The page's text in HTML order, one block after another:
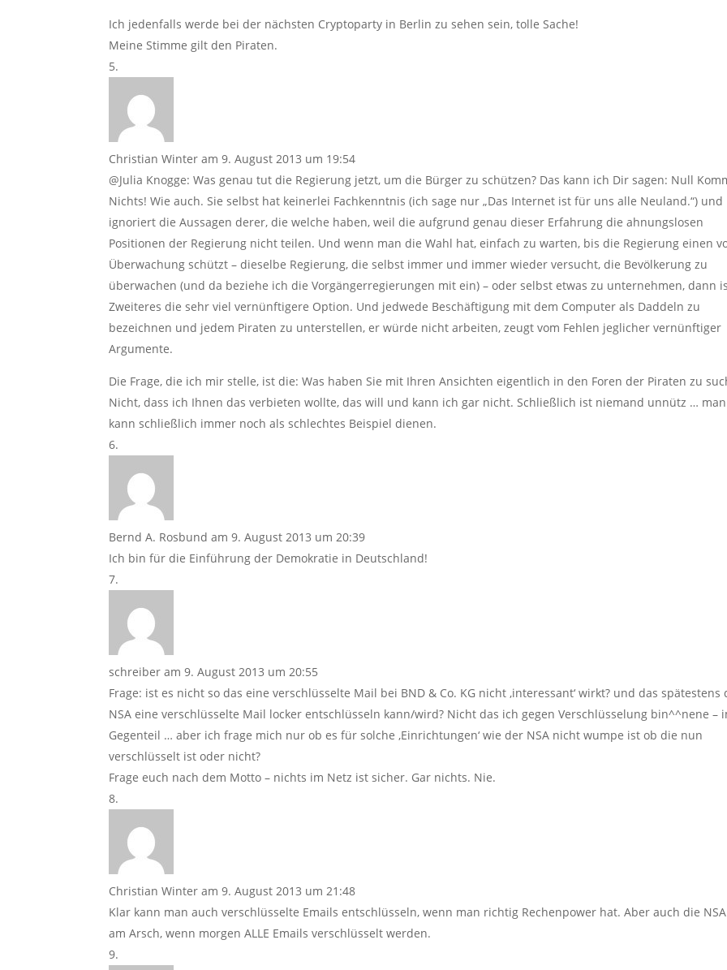
Ich jedenfalls werde bei der nächsten Cryptoparty in Berlin zu sehen sein, tolle Sache!
Meine Stimme gilt den Piraten.
Christian Winter am 9. August 2013 um 19:54
@Julia Knogge: Was genau tut die Regierung jetzt, um die Bürger zu schützen? Das kann ich Dir sagen: Null
Nichts! Wie auch. Sie selbst hat keinerlei Fachkenntnis (ich sage nur „Das Internet ist für uns alle Neuland.“) und
ignoriert die Aussagen derer, die welche haben, weil die aufgrund genau dieser Erfahrung die ahnungslosen
Positionen der Regierung nicht teilen. Und wenn man die Wahl hat, einfach zu warten, bis die Regierung einen
Überwachung schützt – dieselbe Regierung, die selbst immer und immer wieder versucht, die Bevölkerung zu
überwachen (und da beziehe ich die Vorgängerregierungen mit ein) – oder selbst etwas zu unternehmen, dann
Zweiteres die sehr viel vernünftigere Option. Und jedwede Beschäftigung mit dem Computer als Daddeln zu
bezeichnen und jedem Piraten zu unterstellen, er würde nicht arbeiten, zeugt vom Fehlen jeglicher vernünftiger
Argumente.
Die Frage, die ich mir stelle, ist die: Was haben Sie mit Ihren Ansichten eigentlich in den Foren der Piraten zu
Nicht, dass ich Ihnen das verbieten wollte, das will und kann ich gar nicht. Schließlich ist niemand unnütz … man
kann schließlich immer noch als schlechtes Beispiel dienen.
Bernd A. Rosbund am 9. August 2013 um 20:39
Ich bin für die Einführung der Demokratie in Deutschland!
schreiber am 9. August 2013 um 20:55
Frage: ist es nicht so das eine verschlüsselte Mail bei BND & Co. KG nicht ‚interessant‘ wirkt? und das spätestens
NSA eine verschlüsselte Mail locker entschlüsseln kann/wird? Nicht das ich gegen Verschlüsselung bin^^nene –
Gegenteil … aber ich frage mich nur ob es für solche ‚Einrichtungen‘ wie der NSA nicht wumpe ist ob die nun
verschlüsselt ist oder nicht?
Frage euch nach dem Motto – nichts im Netz ist sicher. Gar nichts. Nie.
Christian Winter am 9. August 2013 um 21:48
Klar kann man auch verschlüsselte Emails entschlüsseln, wenn man richtig Rechenpower hat. Aber auch die
am Arsch, wenn morgen ALLE Emails verschlüsselt werden.